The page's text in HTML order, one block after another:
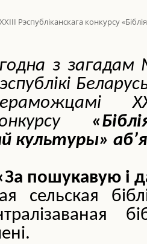
Рэспубліканскага конкурсу
з загадам
культуры»
пошукавую і
сельская